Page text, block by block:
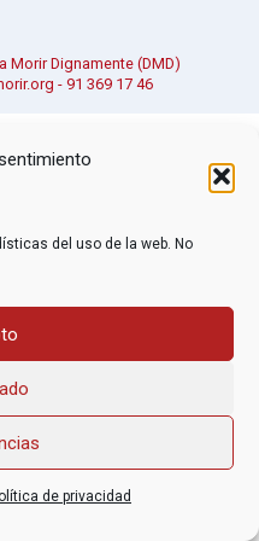
del uso de la web. No
de privacidad
Morir Dignamente (DMD)
- 91 369 17 46